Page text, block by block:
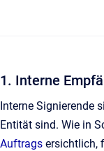
1. Interne
Interne Signierende
Entität sind. Wie in
Auftrags ersichtlich,